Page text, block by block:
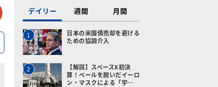
メールで送る
デイリー 週間 月間
1
日本の米国債売却を避ける
ための協調介入
2
【解説】スペースX初決
算！ベールを脱いだイーロ
ン・マスクによる「宇…